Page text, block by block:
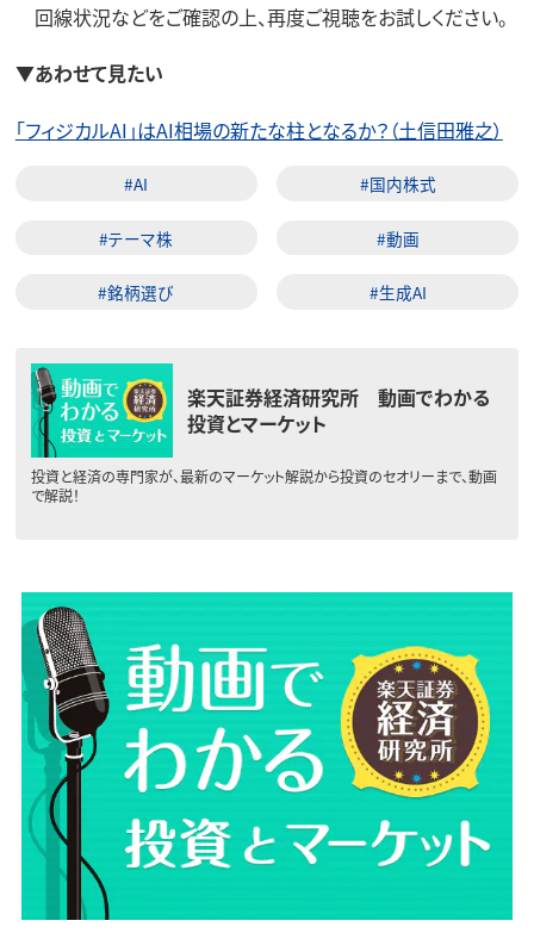
回線状況などをご確認の上、再度ご視聴をお試しください。
▼あわせて見たい
「フィジカルAI」はAI相場の新たな柱となるか？（土信田雅之）
#AI #国内株式
#テーマ株 #動画
#銘柄選び #生成AI
楽天証券経済研究所 動画でわかる
投資とマーケット
投資と経済の専門家が、最新のマーケット解説から投資のセオリーまで、動画
で解説！